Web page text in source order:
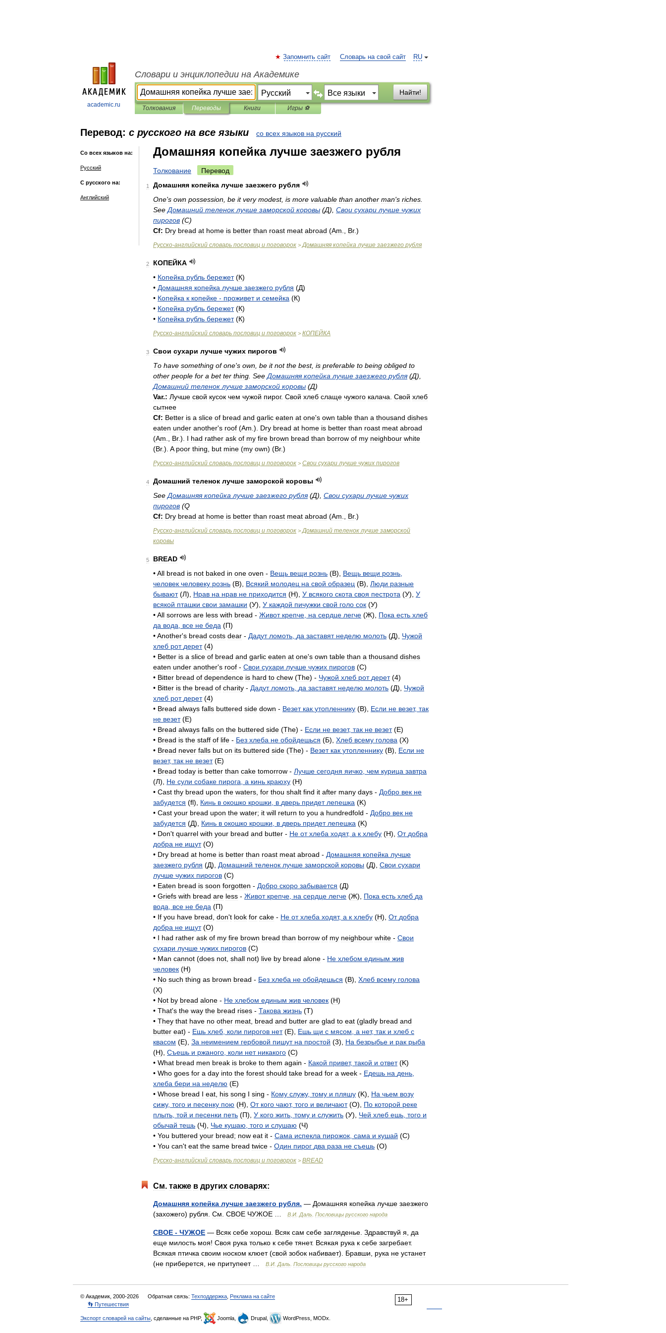
academic.ru
RU
Запомнить сайт Словарь на свой сайт
Словари и энциклопедии на Академике
Найти!
Толкования Переводы Книги Игры ⚽
Перевод: с русского на все языки со всех языков на русский
Со всех языков на:
Русский
С русского на:
Английский
Домашняя копейка лучше заезжего рубля
Толкование Перевод
1 Домашняя копейка лучше заезжего рубля
One's own possession be it very modest, is more valuable than another man's riches
See Домашний теленок лучше заморской коровы (Д), Свои сухари лучше чужих
пирогов (C)
Cf: Dry bread at home is better than roast meat abroad (Am Br.)
Русско-английский словарь пословиц и поговорок > Домашняя копейка лучше заезжего рубля
2
КОПЕЙКА
• Копейка рубль бережет(К)
• Домашняя копейка лучше заезжего рубля (Д)
• Копейка к копейке - проживет и семейка (К)
• Копейка рубль бережет(К)
• Копейка рубль бережет(К)
Русско-английский словарь пословиц и поговорок > КОПЕЙКА
3 Свои сухари лучше чужих пирогов
То have something of one's own be it not the best, is preferable to being obliged to
other people for a bet ter thing See Домашняя копейка лучше заезжего рубля(Д),
Домашний теленок лучше заморской коровы (Д)
Var.: Лучше свой кусок чем чужой пирог. Свой хлеб слаще чужого калача Свой хлеб
сытнее
Cf: Better is a slice of bread and garlic eaten at one's own table than a thousand dishes
eaten under another's roof (Am ). Dry bread at home is better than roast meat abroad
(Am Br.). I had rather ask of my fire brown bread than borrow of my neighbour white
(Br.). A poor thing but mine (my own) (Br.)
Русско-английский словарь пословиц и поговорок > Свои сухари лучше чужих пирогов
4 Домашний теленок лучше заморской коровы
See Домашняя копейка лучше заезжего рубля(Д), Свои сухари лучше чужих
пирогов (Q
Cf: Dry bread at home is better than roast meat abroad (Am Br.)
Русско-английский словарь пословиц и поговорок > Домашний теленок лучше заморской
коровы
5
BREAD
•All bread is not baked in one oven - Вещь вещи рознь (B), Вещь вещи рознь
человек человеку рознь (B), Всякий молодец на свой образец (B), Люди разные
бывают(Л), Нрав на нрав не приходится (H), У всякого скота своя пестрота (У), У
всякой пташки свои замашки (У), У каждой пичужки свой голо сок (У)
•All sorrows are less with bread - Живот крепче на сердце легче (Ж), Пока есть хлеб
да вода все не беда (П)
•Another's bread costs dear - Дадут ломоть да заставят неделю молоть (Д), Чужой
хлеб рот дерет(4)
• Better is a slice of bread and garlic eaten at one's own table than a thousand dishes
eaten under another's roof - Свои сухари лучше чужих пирогов (C)
• Bitter bread of dependence is hard to chew (The) - Чужой хлеб рот дерет(4)
• Bitter is the bread of charity - Дадут ломоть да заставят неделю молоть (Д), Чужой
хлеб рот дерет(4)
• Bread always falls buttered side down - Везет как утопленнику (B), Если не везет, так
не везет(E)
• Bread always falls on the buttered side (The) - Если не везет, так не везет(E)
• Bread is the staff of life - Без хлеба не обойдешься (Б), Хлеб всему голова (X)
• Bread never falls but on its buttered side (The) - Везет как утопленнику (B), Если не
везет, так не везет(E)
• Bread today is better than cake tomorrow - Лучше сегодня яичко чем курица завтра
(Л), Не сули собаке пирога а кинь краюху (H)
• Cast thy bread upon the waters for thou shalt find it after many days - Добро век не
забудется (fl), Кинь в окошко крошки в дверь придет лепешка (K)
• Cast your bread upon the water; it will return to you a hundredfold - Добро век не
забудется (Д), Кинь в окошко крошки в дверь придет лепешка (K)
• Don't quarrel with your bread and butter - Не от хлеба ходят, а к хлебу (H), От добра
добра не ищут(O)
• Dry bread at home is better than roast meat abroad - Домашняя копейка лучше
заезжего рубля (Д), Домашний теленок лучше заморской коровы (Д), Свои сухари
лучше чужих пирогов (C)
• Eaten bread is soon forgotten - Добро скоро забывается (Д)
• Griefs with bread are less - Живот крепче на сердце легче (Ж), Пока есть хлеб да
вода
все не беда (П)
• If you have bread don't look for cake - Не от хлеба ходят, а к хлебу (H), От добра
добра не ищут(O)
• I had rather ask of my fire brown bread than borrow of my neighbour white - Свои
сухари лучше чужих пирогов (C)
• Man cannot (does not shall not) live by bread alone - Не хлебом единым жив
человек (H)
• No such thing as brown bread - Без хлеба не обойдешься (B), Хлеб всему голова
(X)
• Not by bread alone - Не хлебом единым жив человек (H)
• That's the way the bread rises - Такова жизнь (T)
• They that have no other meat bread and butter are glad to eat (gladly bread and
butter eat) - Ешь хлеб коли пирогов нет(E), Ешь щи с мясом а нет, так и хлеб с
квасом (E), За неимением гербовой пишут на простой (3), На безрыбье и рак рыба
(H), Съешь и ржаного коли нет никакого (C)
• What bread men break is broke to them again - Какой привет, такой и ответ(K)
• Who goes for a day into the forest should take bread for a week - Едешь на день
хлеба бери на неделю (E)
• Whose bread I eat his song I sing - Кому служу, тому и пляшу (K), На чьем возу
сижу, того и песенку пою (H), От кого чают, того и величают(O), По которой реке
плыть той и песенки петь (П), У кого жить тому и служить (У), Чей хлеб ешь того и
обычай тешь (Ч), Чье кушаю того и слушаю (Ч)
• You buttered your bread; now eat it - Сама испекла пирожок сама и кушай (C)
• You can't eat the same bread twice - Один пирог два раза не съешь (O)
Русско-английский словарь пословиц и поговорок > BREAD
См. также в других словарях:
Домашняя копейка лучше заезжего рубля. — Домашняя копейка лучше заезжего
(захожего) рубля См СВОЕ ЧУЖОЕ В И Даль Пословицы русского народа
СВОЕ - ЧУЖОЕ — Всяк себе хорош Всяк сам себе загляденье Здравствуй я
да
еще милость моя! Своя рука только к себе тянет. Всякая рука к себе загребает.
Всякая птичка своим носком клюет(свой зобок набивает). Бравши рука не устанет
(не приберется не притупеет… В И Даль Пословицы русского народа
18+
© Академик, 2000-2026 Обратная связь: Техподдержка Реклама на сайте
👣 Путешествия
Экспорт словарей на сайты , сделанные на PHP, Joomla, Drupal, WordPress, MODx.